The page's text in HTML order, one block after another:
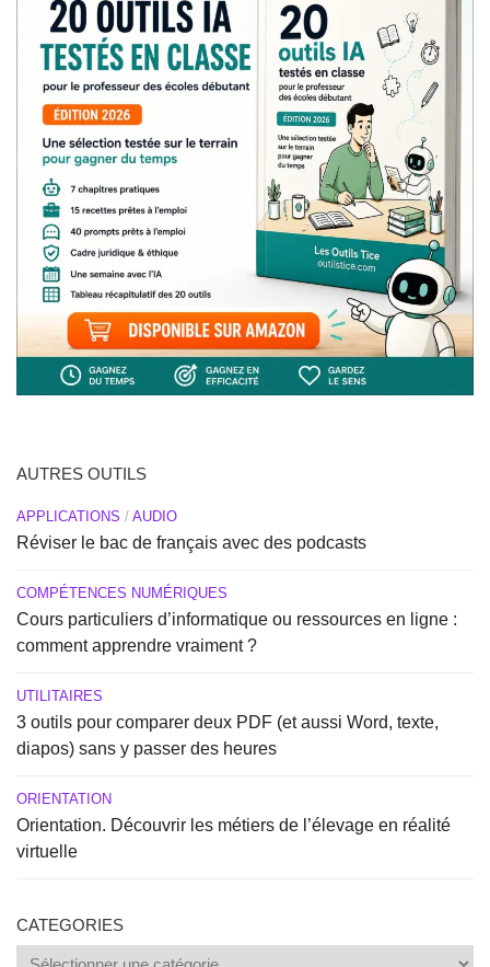
AUTRES OUTILS
APPLICATIONS / AUDIO
Réviser le bac de français avec des podcasts
COMPÉTENCES NUMÉRIQUES
Cours particuliers d’informatique ou ressources en ligne :
comment apprendre vraiment ?
UTILITAIRES
3 outils pour comparer deux PDF (et aussi Word, texte,
diapos) sans y passer des heures
ORIENTATION
Orientation. Découvrir les métiers de l’élevage en réalité
virtuelle
CATEGORIES
Categories